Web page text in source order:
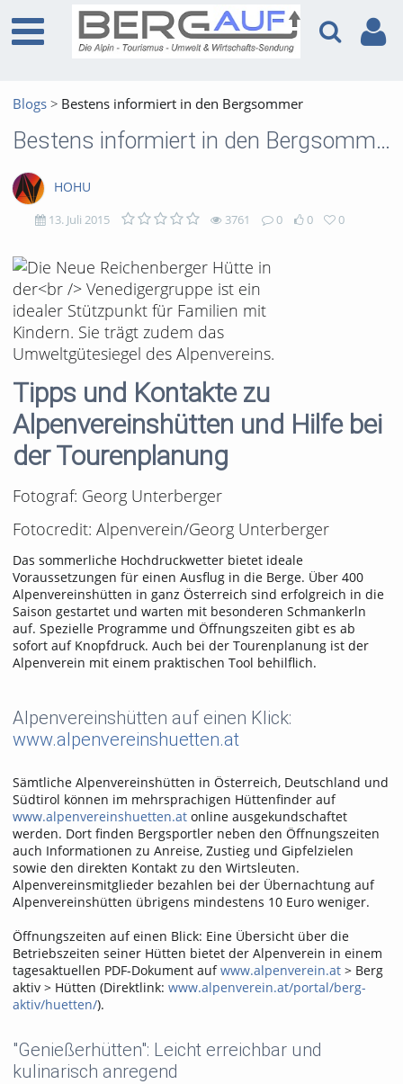
Blogs Bestens informiert in den Bergsommer
Bestens informiert in den Bergsommer
HOHU
13. Juli 2015 3761
3761
views
0
Kommentare
0
likes
0
favorites
Tipps und Kontakte zu
Alpenvereinshütten und Hilfe bei
der Tourenplanung
Fotograf: Georg Unterberger
Fotocredit: Alpenverein/Georg Unterberger
Das sommerliche Hochdruckwetter bietet ideale
Voraussetzungen für einen Ausflug in die Berge. Über 400
Alpenvereinshütten in ganz Österreich sind erfolgreich in die
Saison gestartet und warten mit besonderen Schmankerln
auf. Spezielle Programme und Öffnungszeiten gibt es ab
sofort auf Knopfdruck. Auch bei der Tourenplanung ist der
Alpenverein mit einem praktischen Tool behilflich.
Alpenvereinshütten auf einen Klick:
www.alpenvereinshuetten.at
Sämtliche Alpenvereinshütten in Österreich, Deutschland und
Südtirol können im mehrsprachigen Hüttenfinder auf
www.alpenvereinshuetten.at online ausgekundschaftet
werden. Dort finden Bergsportler neben den Öffnungszeiten
auch Informationen zu Anreise, Zustieg und Gipfelzielen
sowie den direkten Kontakt zu den Wirtsleuten.
Alpenvereinsmitglieder bezahlen bei der Übernachtung auf
Alpenvereinshütten übrigens mindestens 10 Euro weniger.
Öffnungszeiten auf einen Blick: Eine Übersicht über die
Betriebszeiten seiner Hütten bietet der Alpenverein in einem
tagesaktuellen PDF-Dokument aufwww.alpenverein.at > Berg
aktiv > Hütten (Direktlink: www.alpenverein.at/portal/berg-
aktiv/huetten/).
"Genießerhütten": Leicht erreichbar und
kulinarisch anregend